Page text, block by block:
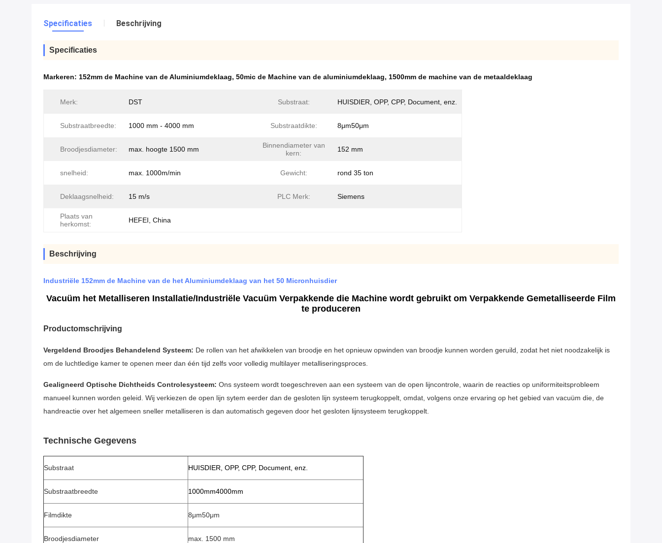
Specificaties Beschrijving
Specificaties
Markeren: 152mm de Machine van de Aluminiumdeklaag, 50mic de Machine van de aluminiumdeklaag, 1500mm de machine van de metaaldeklaag
Merk: DST Substraat: HUISDIER, OPP, CPP, Document, enz.
Substraatbreedte: 1000 mm - 4000 mm Substraatdikte: 8μm50μm
Broodjesdiameter: max. hoogte 1500 mm
Binnendiameter van
kern:
152 mm
snelheid: max. 1000m/min Gewicht: rond 35 ton
Deklaagsnelheid: 15 m/s PLC Merk: Siemens
Plaats van
herkomst:
HEFEI, China
Beschrijving
Industriële 152mm de Machine van de het Aluminiumdeklaag van het 50 Micronhuisdier
Vacuüm het Metalliseren Installatie/Industriële Vacuüm Verpakkende die Machine wordt gebruikt om Verpakkende Gemetalliseerde Film
te produceren
Productomschrijving
Vergeldend Broodjes Behandelend Systeem: De rollen van het afwikkelen van broodje en het opnieuw opwinden van broodje kunnen worden geruild, zodat het niet noodzakelijk is
om de luchtledige kamer te openen meer dan één tijd zelfs voor volledig multilayer metalliseringsproces.
Gealigneerd Optische Dichtheids Controlesysteem: Ons systeem wordt toegeschreven aan een systeem van de open lijncontrole, waarin de reacties op uniformiteitsprobleem
manueel kunnen worden geleid. Wij verkiezen de open lijn sytem eerder dan de gesloten lijn systeem terugkoppelt, omdat, volgens onze ervaring op het gebied van vacuüm die, de
handreactie over het algemeen sneller metalliseren is dan automatisch gegeven door het gesloten lijnsysteem terugkoppelt.
Technische Gegevens
Substraat HUISDIER, OPP, CPP, Document, enz.
Substraatbreedte 1000mm4000mm
Filmdikte 8μm50μm
Broodjesdiameter max. 1500 mm